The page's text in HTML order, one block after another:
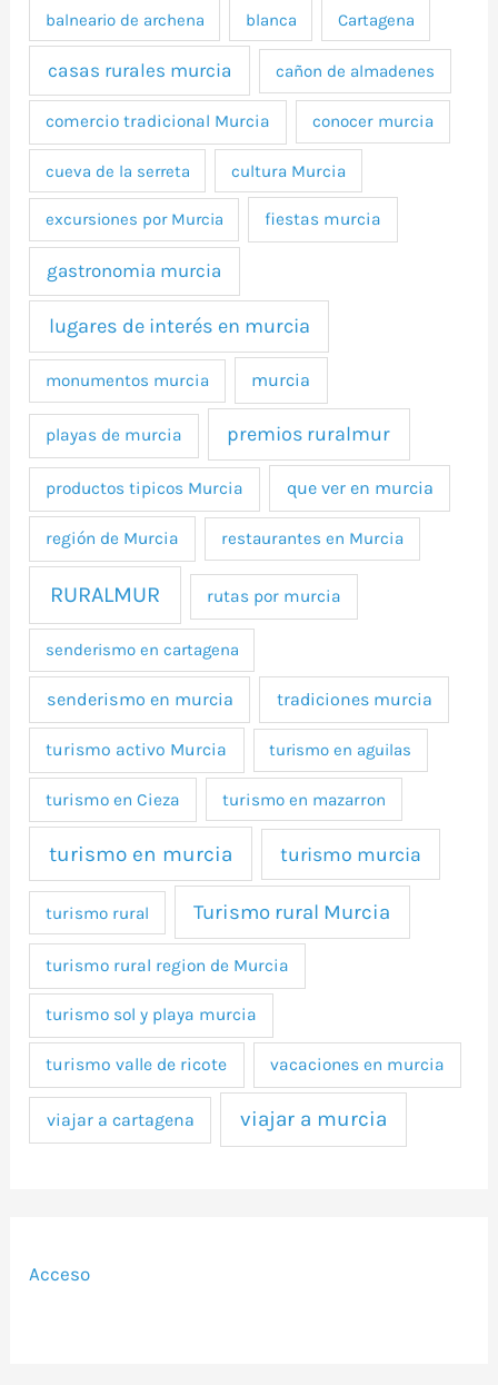
balneario de archena blanca Cartagena
casas rurales murcia cañon de almadenes
comercio tradicional Murcia conocer murcia
cueva de la serreta cultura Murcia
excursiones por Murcia fiestas murcia
gastronomia murcia
lugares de interés en murcia
monumentos murcia murcia
playas de murcia premios ruralmur
productos tipicos Murcia que ver en murcia
región de Murcia restaurantes en Murcia
RURALMUR rutas por murcia
senderismo en cartagena
senderismo en murcia tradiciones murcia
turismo activo Murcia turismo en aguilas
turismo en Cieza turismo en mazarron
turismo en murcia turismo murcia
turismo rural Turismo rural Murcia
turismo rural region de Murcia
turismo sol y playa murcia
turismo valle de ricote vacaciones en murcia
viajar a cartagena viajar a murcia
Acceso